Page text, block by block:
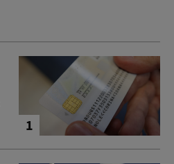
1